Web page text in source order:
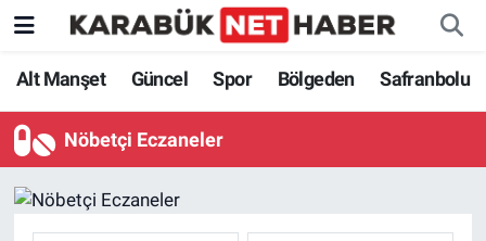
Alt Manşet Güncel Spor Bölgeden Safranbolu
Nöbetçi Eczaneler